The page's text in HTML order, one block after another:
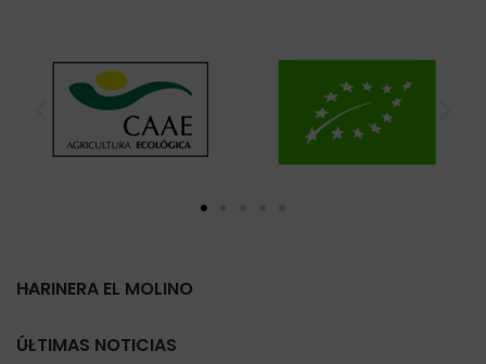
HARINERA EL MOLINO
ÚLTIMAS NOTICIAS